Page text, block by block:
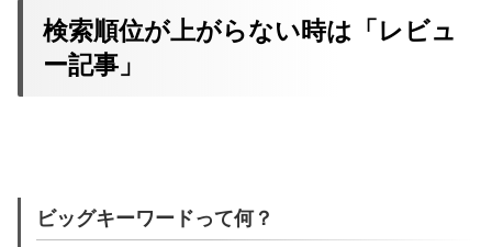
検索順位が上がらない時は「レビュ
ー記事」
ビッグキーワードって何？